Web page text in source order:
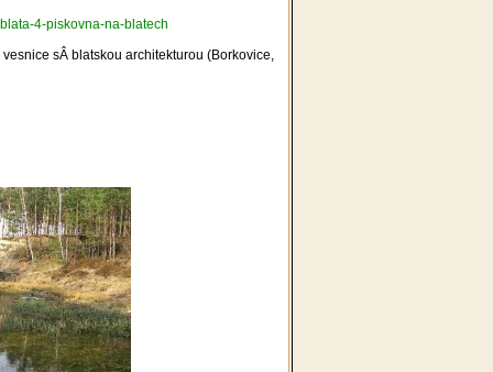
4-piskovna-na-blatech
vesnice sÂ blatskou architekturou (Borkovice,